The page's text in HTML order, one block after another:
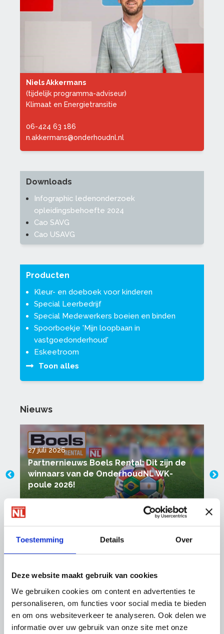
Toestemming Details Over
Deze website maakt gebruik van cookies
We gebruiken cookies om content en advertenties te
personaliseren, om functies voor social media te bieden
en om ons websiteverkeer te analyseren. Ook delen we
informatie over uw gebruik van onze site met onze
Niels Akkermans
(tijdelijk programma-adviseur)
Klimaat en Energietransitie
06-424 63 186
n.akkermans@onderhoudnl.nl
Downloads
Infographic ledenonderzoek
opleidingsbehoefte 2024
Cao SAVG
Cao USAVG
Producten
Kleur- en doeboek voor kinderen
Special Leerbedrijf
Special Medewerkers boeien en binden
Spoorboekje 'Mijn loopbaan in
vastgoedonderhoud'
Eskeetroom
Toon alles
Nieuws
27 juli 2026
Partnernieuws Boels Rental: Dit zijn de
winnaars van de OnderhoudNL WK-
poule 2026!